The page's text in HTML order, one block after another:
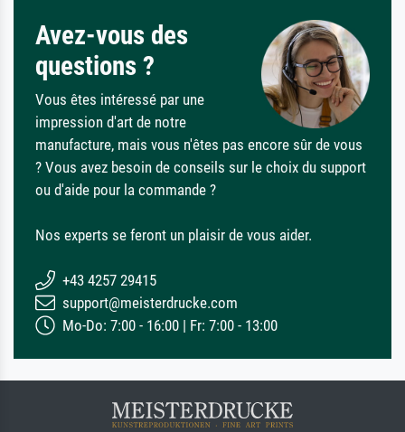
Avez-vous des
questions ?
Vous êtes intéressé par une
impression d'art de notre
manufacture, mais vous n'êtes pas encore sûr de vous
? Vous avez besoin de conseils sur le choix du support
ou d'aide pour la commande ?
Nos experts se feront un plaisir de vous aider.
+43 4257 29415
support@meisterdrucke.com
Mo-Do: 7:00 - 16:00 | Fr: 7:00 - 13:00